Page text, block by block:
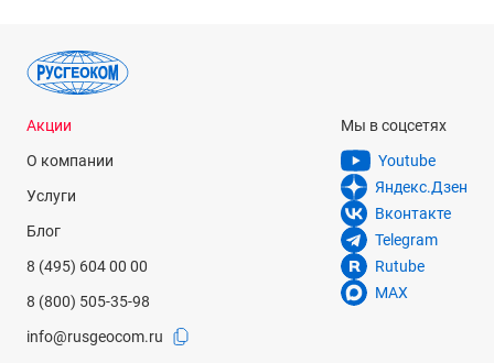
Акции
О компании
Услуги
Блог
8 (495) 604 00 00
8 (800) 505-35-98
info@rusgeocom.ru
Мы в соцсетях
Youtube
Яндекс.Дзен
Вконтакте
Telegram
Rutube
MAX